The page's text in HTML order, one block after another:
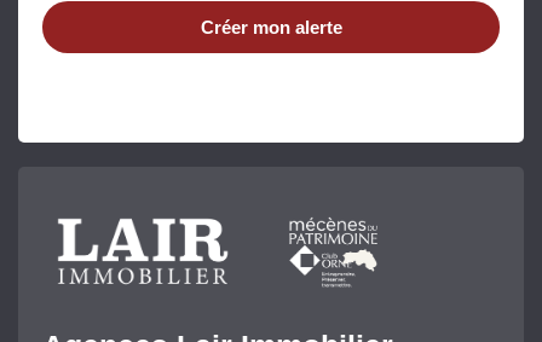
Créer mon alerte